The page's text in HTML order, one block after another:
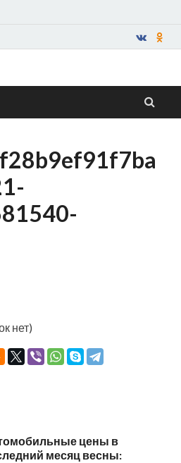
—
нет)
цены в
месяц весны: